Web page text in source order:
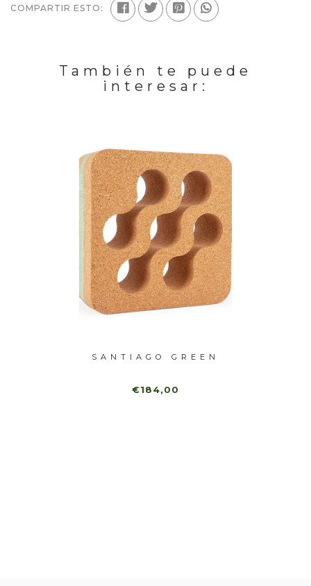
COMPARTIR ESTO:
También te puede
interesar:
SANTIAGO GREEN
€184,00